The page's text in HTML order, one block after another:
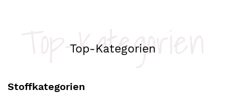
Top-Kategorien
Top-Kategorien
Stoffkategorien